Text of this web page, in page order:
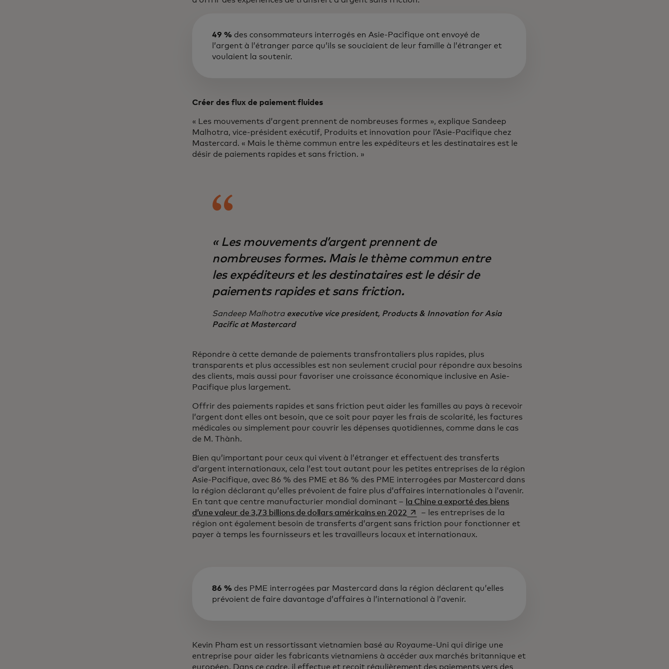
49 % des consommateurs interrogés en Asie-Pacifique ont envoyé de
l’argent à l’étranger parce qu’ils se souciaient de leur famille à l’étranger et
voulaient la soutenir.
Créer des flux de paiement fluides
« Les mouvements d’argent prennent de nombreuses formes », explique Sandeep
Malhotra, vice-président exécutif, Produits et innovation pour l’Asie-Pacifique chez
Mastercard. « Mais le thème commun entre les expéditeurs et les destinataires est le
désir de paiements rapides et sans friction. »
« Les mouvements d’argent prennent de
nombreuses formes. Mais le thème commun entre
les expéditeurs et les destinataires est le désir de
paiements rapides et sans friction.
Sandeep Malhotra executive vice president, Products & Innovation for Asia
Pacific at Mastercard
Répondre à cette demande de paiements transfrontaliers plus rapides, plus
transparents et plus accessibles est non seulement crucial pour répondre aux besoins
des clients, mais aussi pour favoriser une croissance économique inclusive en Asie-
Pacifique plus largement.
Offrir des paiements rapides et sans friction peut aider les familles au pays à recevoir
l’argent dont elles ont besoin, que ce soit pour payer les frais de scolarité, les factures
médicales ou simplement pour couvrir les dépenses quotidiennes, comme dans le cas
de M. Thành.
Bien qu’important pour ceux qui vivent à l’étranger et effectuent des transferts
d’argent internationaux, cela l’est tout autant pour les petites entreprises de la région
Asie-Pacifique, avec 86 % des PME et 86 % des PME interrogées par Mastercard dans
la région déclarant qu’elles prévoient de faire plus d’affaires internationales à l’avenir.
En tant que centre manufacturier mondial dominant –
la Chine a exporté des biens
d’une valeur de 3,73 billions de dollars américains en 2022 s’ouvre dans un nouvel onglet
– les entreprises de la
région ont également besoin de transferts d’argent sans friction pour fonctionner et
payer à temps les fournisseurs et les travailleurs locaux et internationaux.
86 % des PME interrogées par Mastercard dans la région déclarent qu’elles
prévoient de faire davantage d’affaires à l’international à l’avenir.
Kevin Pham est un ressortissant vietnamien basé au Royaume-Uni qui dirige une
entreprise pour aider les fabricants vietnamiens à accéder aux marchés britannique et
européen. Dans ce cadre, il effectue et reçoit régulièrement des paiements vers des